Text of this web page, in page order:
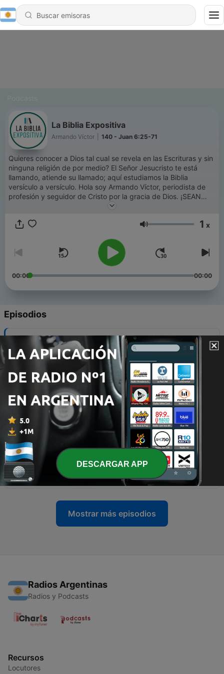
La Biblia Expositiva
Armando Víctor 140 - Juan 6:25-71
Quieres conocer a Dios tal cual se revela en las Escrituras y sin
ninguna religión de por medio? El Señor Jesucristo te está
llamando, atiende su llamado; aquí estudiamos la Biblia
versículo a versículo. Hola soy Armando Víctor, periodista de
profesión y seguidor de Cristo por la gracia de Dios. ¡SEAN
USTEDES BIENVENIDOS! Cada miércoles un nuevo capítulo.
Volumen 1 x
00:00 00:00
Episodios
140 - Juan 6:25-71
08 jun. 2026
139 - Juan 6:1-24
08 jun. 2026
138 - Juan 5 Exposición Jóvenes
24 mayo 2026
137 - Juan 5:30-46
18 mayo 2026
136 - Juan 5:1-29
18 mayo 2026
Mostrar más episodios
Radios Argentinas
Radios y Podcasts
Recursos
Locutores
DESCARGAR APP